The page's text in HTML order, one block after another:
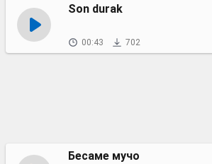
Son durak
00:43 702
Бесаме мучо